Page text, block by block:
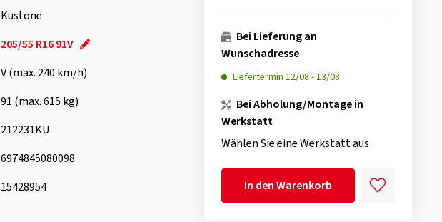
Kustone
205/55 R16 91V
V (max. 240 km/h)
91 (max. 615 kg)
212231KU
6974845080098
15428954
Bei Lieferung an
Wunschadresse
Liefertermin 12/08 -13/08
Bei Abholung/Montage in
Werkstatt
Wählen Sie eine Werkstatt aus
In den Warenkorb